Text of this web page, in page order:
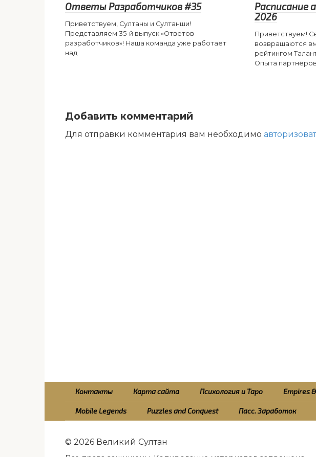
Ответы Разработчиков #35
Приветствуем, Султаны и Султанши!
Представляем 35-й выпуск «Ответов
разработчиков»! Наша команда уже работает
над
Расписание
2026
Приветствуем!
возвращаются
рейтингом
Опыта партнёров
Добавить комментарий
Для отправки комментария вам необходимо
Контакты Карта сайта Психология и Таро Empires
Mobile Legends Puzzles and Conquest Пасс. Заработок
© 2026 Великий Султан